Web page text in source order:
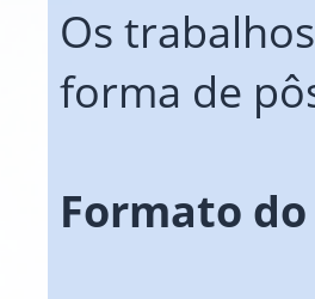
Os
forma de
Formato